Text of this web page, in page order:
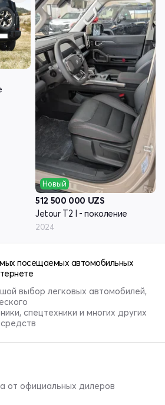
Новый
512 500 000 UZS
Jetour T2 I - поколение
2024
посещаемых автомобильных
выбор легковых автомобилей,
спецтехники и многих других
от официальных дилеров